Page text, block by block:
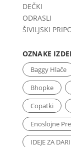
DEČKI
ODRASLI
ŠIVILJSKI
OZNAKE
Baggy Hlače
Bhopke
Copatki
Enoslojne
IDEJE ZA